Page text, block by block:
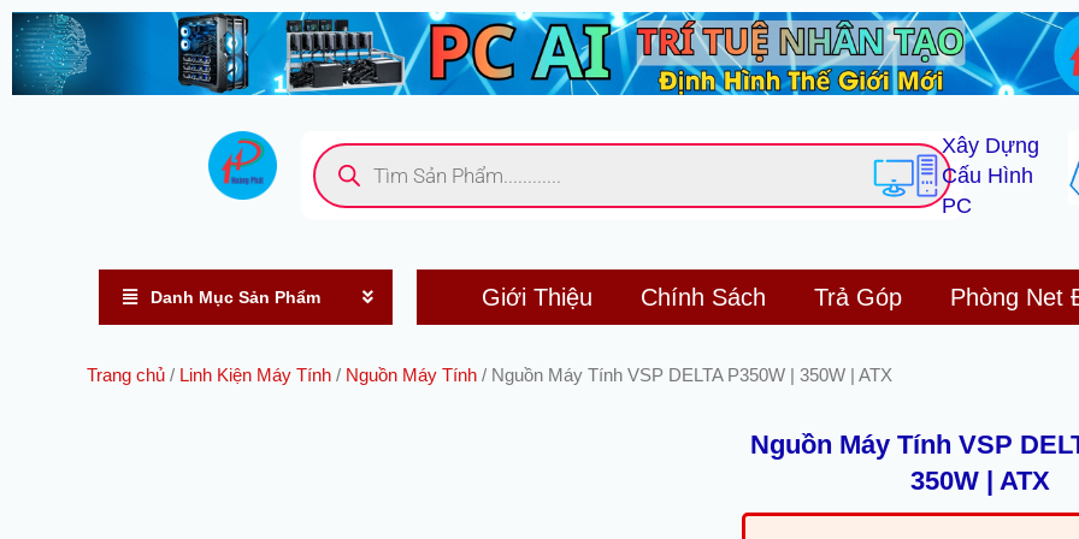
Nhảy
tới
Tìm
kiếm
sản
phẩm
Xây Dựng
Cấu Hình
PC
Danh Mục Sản Phẩm Giới Thiệu Chính Sách Trả Góp Phòng Net
Trang chủ / Linh Kiện Máy Tính / Nguồn Máy Tính / Nguồn Máy Tính VSP DELTA P350W | 350W | ATX
Nguồn Máy Tính VSP
350W | ATX
Giá